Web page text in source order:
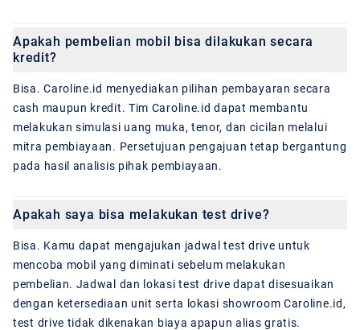
Apakah pembelian mobil bisa dilakukan secara
kredit?
Bisa. Caroline.id menyediakan pilihan pembayaran secara
cash maupun kredit. Tim Caroline.id dapat membantu
melakukan simulasi uang muka, tenor, dan cicilan melalui
mitra pembiayaan. Persetujuan pengajuan tetap bergantung
pada hasil analisis pihak pembiayaan.
Apakah saya bisa melakukan test drive?
Bisa. Kamu dapat mengajukan jadwal test drive untuk
mencoba mobil yang diminati sebelum melakukan
pembelian. Jadwal dan lokasi test drive dapat disesuaikan
dengan ketersediaan unit serta lokasi showroom Caroline.id,
test drive tidak dikenakan biaya apapun alias gratis.